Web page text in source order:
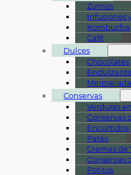
Zumos
Infusiones
Kombucha
Café
Dulces
Chocolates
Conservas
Verduras
Conservas
Encurtidos
Patés
Cremas de
Conservas
Potitos